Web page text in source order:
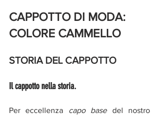
CAPPOTTO DI MODA:
COLORE CAMMELLO
STORIA DEL CAPPOTTO
Il cappotto nella storia.
Per eccellenza capo base